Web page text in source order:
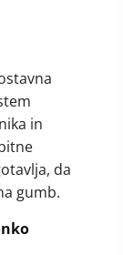
in
da
gumb.